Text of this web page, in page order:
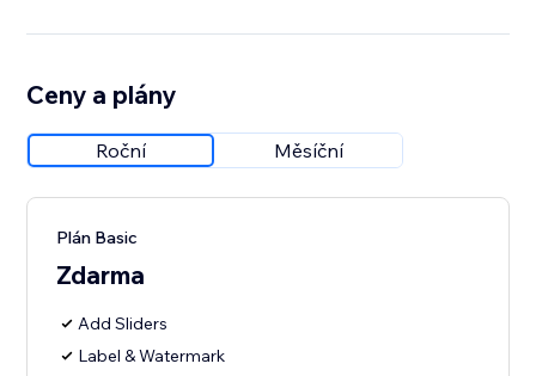
Ceny a plány
Roční Měsíční
Plán Basic
Zdarma
Add Sliders
Label & Watermark